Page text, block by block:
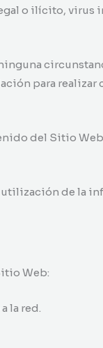
o ilícito, virus
para
del Sitio
de la
Web:
la red.